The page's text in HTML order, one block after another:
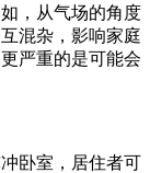
，从气场的角度
混杂，影响家庭
严重的是可能会
卧室，居住者可